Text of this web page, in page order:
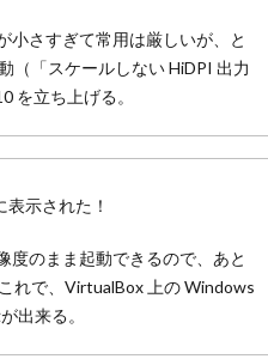
小さすぎて常用は厳しいが、と
（「スケールしない HiDPI 出力
を立ち上げる。
示された！
度のまま起動できるので、あと
れで、VirtualBox 上の Windows
出来る。